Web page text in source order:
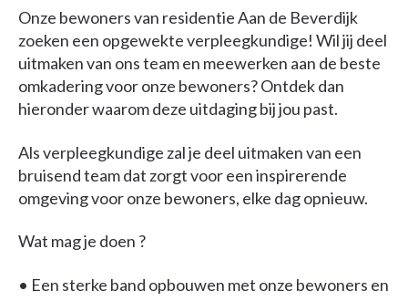
Onze bewoners van residentie Aan de Beverdijk
zoeken een opgewekte verpleegkundige! Wil jij deel
uitmaken van ons team en meewerken aan de beste
omkadering voor onze bewoners? Ontdek dan
hieronder waarom deze uitdaging bij jou past.
Als verpleegkundige zal je deel uitmaken van een
bruisend team dat zorgt voor een inspirerende
omgeving voor onze bewoners, elke dag opnieuw.
Wat mag je doen ?
• Een sterke band opbouwen met onze bewoners en